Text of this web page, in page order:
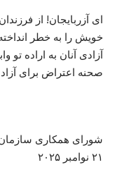
ای آزربایجان! از
خویش را به خطر
آزادی آنان به اراده تو
صحنه اعتراض برای
شورای همکاری
۲۱ نوامبر ۲۰۲۵